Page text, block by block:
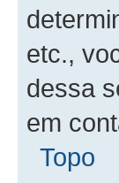
etc.,
dessa
em
Topo